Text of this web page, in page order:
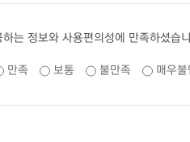
는 정보와 사용편의성에 만족하셨습
만족 보통 불만족 매우불